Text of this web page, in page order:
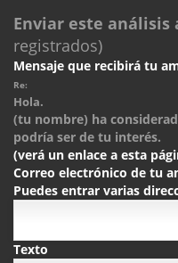
Enviar este análisis
registrados)
Mensaje que recibirá tu
Re:
Hola.
(tu nombre) ha
podría ser de tu interés.
(verá un enlace a esta
Correo electrónico de tu
Puedes entrar varias
Texto